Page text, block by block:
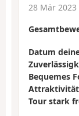
28 Mär
Datum
Bequemes
Attraktivität
Tour stark